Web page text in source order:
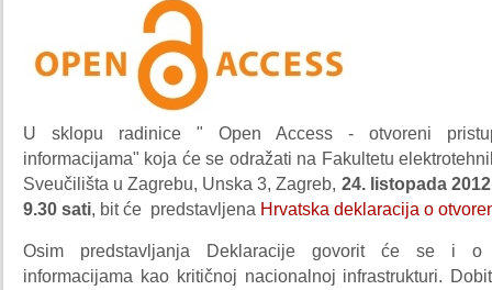
U sklopu radinice " Open Access - otvoreni
informacijama" koja će se odražati na Fakultetu
Sveučilišta u Zagrebu, Unska 3, Zagreb, 24. listopada
9.30 sati, bit će predstavljena Hrvatska deklaracija o
Osim predstavljanja Deklaracije govorit će se i o
informacijama kao kritičnoj nacionalnoj infrastrukturi.